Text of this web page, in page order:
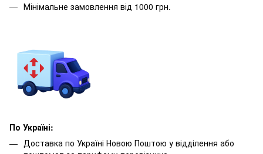
Мінімальне замовлення від 1000 грн.
По Україні:
Доставка по Україні Новою Поштою у відділення або